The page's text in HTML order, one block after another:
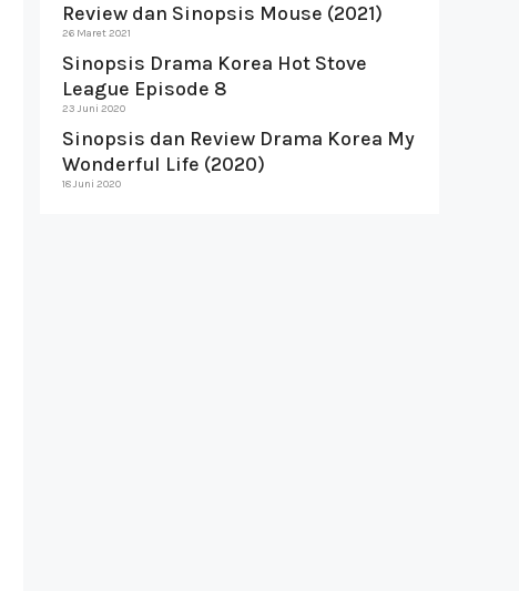
Review dan Sinopsis Mouse (2021)
26 Maret 2021
Sinopsis Drama Korea Hot Stove
League Episode 8
23 Juni 2020
Sinopsis dan Review Drama Korea My
Wonderful Life (2020)
18 Juni 2020